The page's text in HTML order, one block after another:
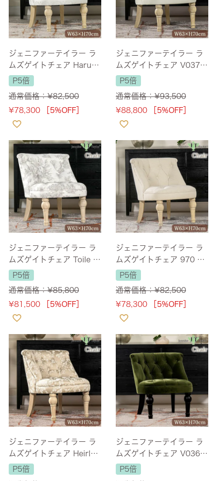
ジェニファーテイラー ラ
ムズゲイトチェア Haruno
-GR 幅63cm 1人掛け
【送料無料】
P5倍
通常価格：¥82,500
¥78,300 ［5%OFF］
ジェニファーテイラー ラ
ムズゲイトチェア V037
ベロア 幅63cm 1人掛け
【送料無料】
P5倍
通常価格：¥93,500
¥88,800 ［5%OFF］
ジェニファーテイラー ラ
ムズゲイトチェア Toile d
e Jouy 幅63cm 1人掛け
【送料無料】
P5倍
通常価格：¥85,800
¥81,500 ［5%OFF］
ジェニファーテイラー ラ
ムズゲイトチェア 970 幅
63cm 1人掛け 【送料無
料】
P5倍
通常価格：¥82,500
¥78,300 ［5%OFF］
ジェニファーテイラー ラ
ムズゲイトチェア Heirloo
m 幅63cm 1人掛け 【送
料無料】
P5倍
ジェニファーテイラー ラ
ムズゲイトチェア V036
ベロア 幅63cm 1人掛け
【送料無料】
P5倍